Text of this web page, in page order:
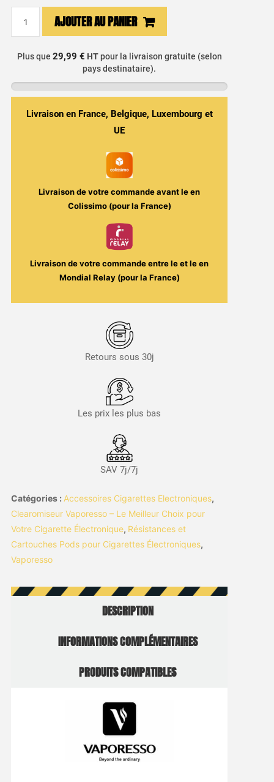
Pod
PM80
DTL
AJOUTER AU PANIER
Plus que 29,99 € HTpour la livraison gratuite (selon
pays destinataire).
Livraison en France, Belgique, Luxembourg et
UE
Livraison de votre commande avant leen
Colissimo (pour la France)
Livraison de votre commande entre leet leen
Mondial Relay (pour la France)
Retours sous 30j
Les prix les plus bas
SAV 7j/7j
Catégories : Accessoires Cigarettes Electroniques,
Clearomiseur Vaporesso – Le Meilleur Choix pour
Votre Cigarette Électronique, Résistances et
Cartouches Pods pour Cigarettes Électroniques,
Vaporesso
DESCRIPTION
INFORMATIONS COMPLÉMENTAIRES
PRODUITS COMPATIBLES